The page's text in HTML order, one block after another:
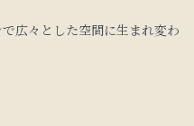
広々とした空間に生まれ変わ